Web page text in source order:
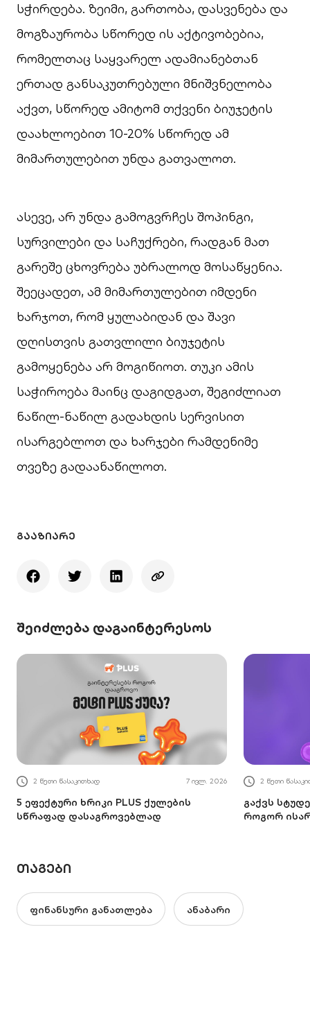
სჭირდება. ზეიმი, გართობა, დასვენება და
მოგზაურობა სწორედ ის აქტივობებია,
რომელთაც საყვარელ ადამიანებთან
ერთად განსაკუთრებული მნიშვნელობა
აქვთ, სწორედ ამიტომ თქვენი ბიუჯეტის
დაახლოებით 10-20% სწორედ ამ
მიმართულებით უნდა გათვალოთ.
ასევე, არ უნდა გამოგვრჩეს შოპინგი,
სურვილები და საჩუქრები, რადგან მათ
გარეშე ცხოვრება უბრალოდ მოსაწყენია.
შეეცადეთ, ამ მიმართულებით იმდენი
ხარჯოთ, რომ ყულაბიდან და შავი
დღისთვის გათვლილი ბიუჯეტის
გამოყენება არ მოგიწიოთ. თუკი ამის
საჭიროება მაინც დაგიდგათ, შეგიძლიათ
ნაწილ-ნაწილ გადახდის სერვისით
ისარგებლოთ და ხარჯები რამდენიმე
თვეზე გადაანაწილოთ.
ᲒᲐᲐᲖᲘᲐᲠᲔ
შეიძლება დაგაინტერესოს
2 წუთი წასაკითხად 7 ივლ. 2026
5 ეფექტური ხრიკი PLUS ქულების
სწრაფად დასაგროვებლად
2 წუთი
გაქვს
როგორ
ᲗᲐᲒᲔᲑᲘ
ფინანსური განათლება ანაბარი